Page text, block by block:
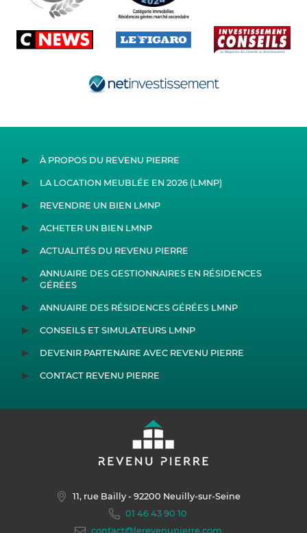
À PROPOS DU REVENU PIERRE
LA LOCATION MEUBLÉE EN 2026 (LMNP)
REVENDRE UN BIEN LMNP
ACHETER UN BIEN LMNP
ACTUALITÉS DU REVENU PIERRE
ANNUAIRE DES GESTIONNAIRES EN RÉSIDENCES
GÉRÉES
ANNUAIRE DES RÉSIDENCES GÉRÉES LMNP
CONSEILS ET SIMULATEURS LMNP
DEVENIR PARTENAIRE AVEC REVENU PIERRE
CONTACT REVENU PIERRE
11, rue Bailly- 92200 Neuilly-sur-Seine
01 46 43 90 10
contact@lerevenupierre.com